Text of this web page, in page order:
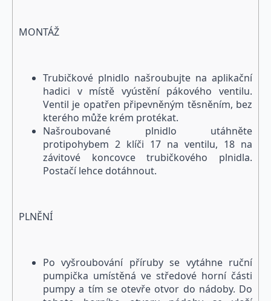
MONTÁŽ
Trubičkové plnidlo našroubujte na aplikační
hadici v místě vyústění pákového ventilu.
Ventil je opatřen připevněným těsněním, bez
kterého může krém protékat.
Našroubované plnidlo utáhněte
protipohybem 2 klíči 17 na ventilu, 18 na
závitové koncovce trubičkového plnidla.
Postačí lehce dotáhnout.
PLNĚNÍ
Po vyšroubování příruby se vytáhne ruční
pumpička umístěná ve středové horní části
pumpy a tím se otevře otvor do nádoby. Do